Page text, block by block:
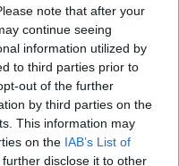
note that after your
continue seeing
information utilized by
to third parties prior to
out of the further
by third parties on the
This information may
on the IAB’s List of
disclose it to other
jakiego są rodzaju?